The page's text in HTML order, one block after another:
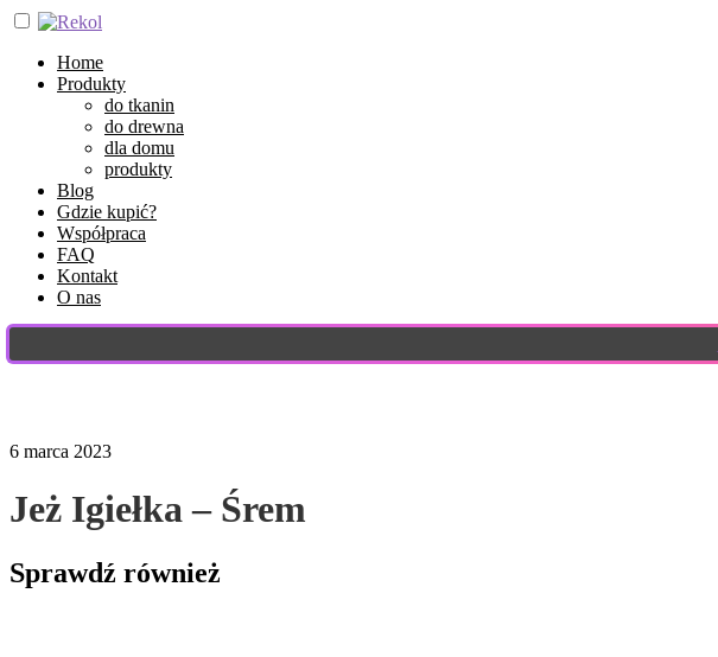
Home
Produkty
do tkanin
do drewna
dla domu
produkty
Blog
Gdzie kupić?
Współpraca
FAQ
Kontakt
O nas
6 marca 2023
Jeż Igiełka – Śrem
Sprawdź również